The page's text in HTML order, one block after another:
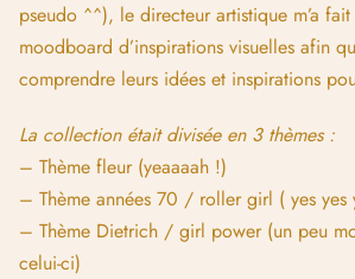
pseudo ^^), le directeur artistique m’a
moodboard d’inspirations visuelles afin
comprendre leurs idées et inspirations
La collection était divisée en 3 thèmes :
– Thème fleur (yeaaaah !)
– Thème années 70 / roller girl ( yes yes
– Thème Dietrich / girl power (un peu
celui-ci)